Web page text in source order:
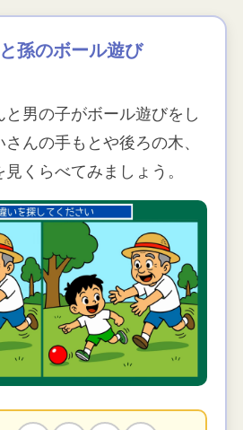
孫のボール遊び
男の子がボール遊びをし
んの手もとや後ろの木、
くらべてみましょう。